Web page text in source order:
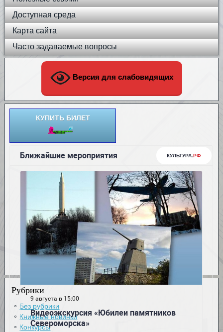
Доступная среда
Карта сайта
Часто задаваемые вопросы
Версия для слабовидящих
КУПИТЬ БИЛЕТ
Рубрики
Без рубрики
Книжные новинки
Конкурсы